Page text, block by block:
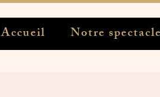
Accueil Notre spectacle